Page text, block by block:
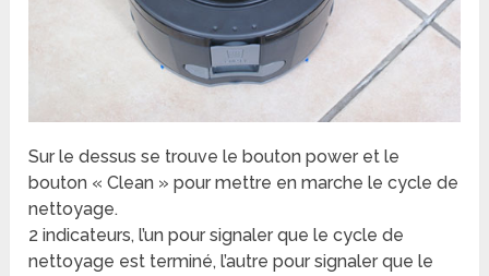
Sur le dessus se trouve le bouton power et le
bouton « Clean » pour mettre en marche le cycle de
nettoyage.
2 indicateurs, l’un pour signaler que le cycle de
nettoyage est terminé, l’autre pour signaler que le